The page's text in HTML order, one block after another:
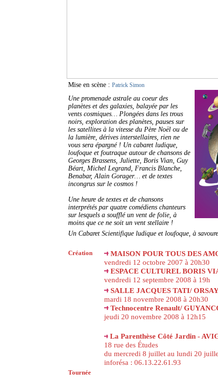
Mise en scène : Patrick Simon
Une promenade astrale au coeur des
planètes et des galaxies, balayée par les
vents cosmiques… Plongées dans les trous
noirs, exploration des planètes, pauses sur
les satellites à la vitesse du Père Noël ou de
la lumière, dérives interstellaires, rien ne
vous sera épargné ! Un cabaret ludique,
loufoque et foutraque autour de chansons de
Georges Brassens, Juliette, Boris Vian, Guy
Béart, Michel Legrand, Francis Blanche,
Benabar, Alain Gorager… et de textes
incongrus sur le cosmos !
Une heure de textes et de chansons
interprétés par quatre comédiens chanteurs
sur lesquels a soufflé un vent de folie, à
moins que ce ne soit un vent stellaire !
Un Cabaret Scientifique ludique et loufoque, à
Création
MAISON POUR TOUS DES
vendredi 12 octobre 2007 à 20h30
ESPACE CULTUREL BORIS
vendredi 12 septembre 2008 à 19h
SALLE JACQUES TATI/
mardi 18 novembre 2008 à 20h30
Technocentre Renault/
jeudi 20 novembre 2008 à 12h15
La Parenthèse Côté Jardin -
18 rue des Études
du mercredi 8 juillet au lundi 20
inforésa : 06.13.22.61.93
Tournée